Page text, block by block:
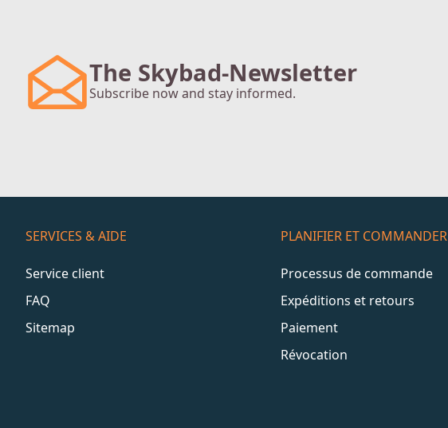
The Skybad-Newsletter
Subscribe now and stay informed.
SERVICES & AIDE
Service client
FAQ
Sitemap
PLANIFIER ET COMMANDER
Processus de commande
Expéditions et retours
Paiement
Révocation